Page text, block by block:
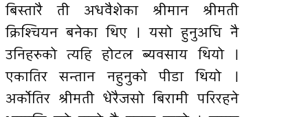
बिस्तारै ती अधवैशेका श्रीमान श्रीमती
क्रिश्चियन बनेका थिए । यसो हुनुअघि नै
उनिहरुको त्यहि होटल ब्यवसाय थियो ।
एकातिर सन्तान नहुनुको पीडा थियो ।
अर्काेतिर श्रीमती धेरैजसो बिरामी परिरहने